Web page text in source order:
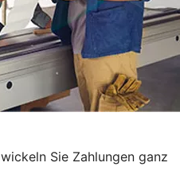
Sie Zahlungen ganz